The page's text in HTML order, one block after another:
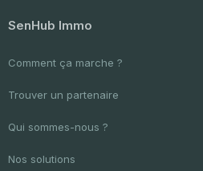
SenHub Immo
Comment ça marche ?
Trouver un partenaire
Qui sommes-nous ?
Nos solutions